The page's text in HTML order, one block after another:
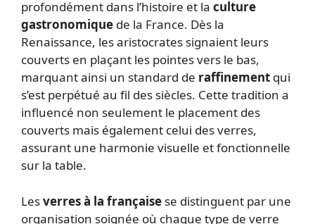
profondément dans l’histoire et la culture
gastronomique de la France. Dès la
Renaissance, les aristocrates signaient leurs
couverts en plaçant les pointes vers le bas,
marquant ainsi un standard de raffinement qui
s’est perpétué au fil des siècles. Cette tradition a
influencé non seulement le placement des
couverts mais également celui des verres,
assurant une harmonie visuelle et fonctionnelle
sur la table.
Lesverres à la française se distinguent par une
organisation soignée où chaque type de verre